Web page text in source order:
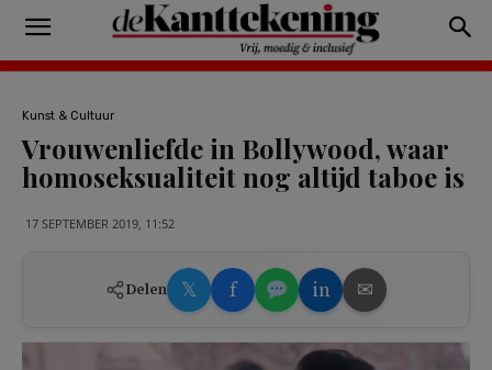
Kunst & Cultuur
Vrouwenliefde in Bollywood, waar
homoseksualiteit nog altijd taboe is
17 SEPTEMBER 2019, 11:52
Delen 𝕏 f in ✉